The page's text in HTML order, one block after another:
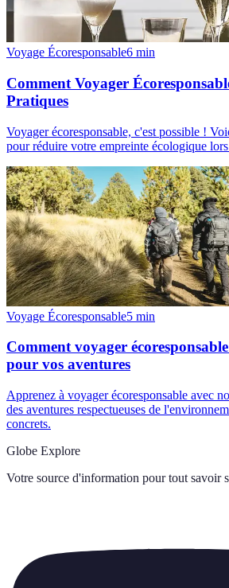
Voyage Écoresponsable6 min
Comment Voyager
Pratiques
Voyager écoresponsable, c'est possible !
pour réduire votre empreinte écologique
Voyage Écoresponsable5 min
Comment voyager
pour vos aventures
Apprenez à voyager écoresponsable avec
des aventures respectueuses de
concrets.
Globe Explore
Votre source d'information pour tout savoir